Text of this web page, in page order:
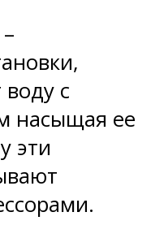
с
насыщая ее
эти